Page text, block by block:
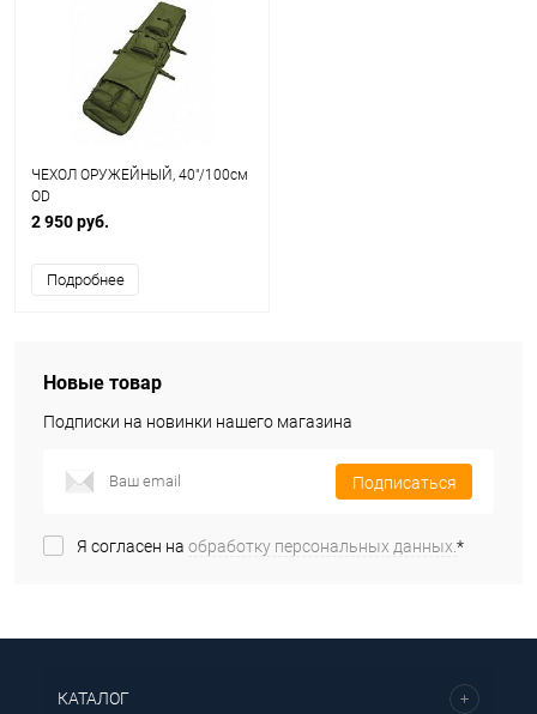
ЧЕХОЛ ОРУЖЕЙНЫЙ, 40"/100см
OD
2 950 руб.
Подробнее
Новые товар
Подписки на новинки нашего магазина
Подписаться
Я согласен на обработку персональных данных.*
КАТАЛОГ